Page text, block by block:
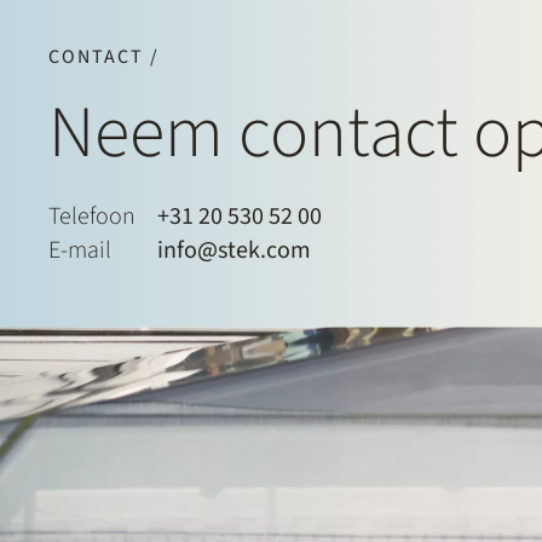
CONTACT /
Neem contact
Telefoon
+31 20 530 52 00
E-mail
info@stek.com